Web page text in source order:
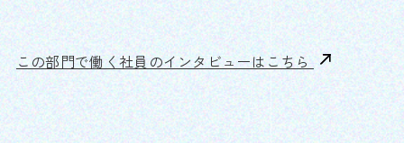
この部門で働く社員のインタビューはこちら